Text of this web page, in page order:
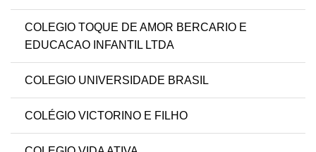
COLEGIO TOQUE DE AMOR BERCARIO E
EDUCACAO INFANTIL LTDA
COLEGIO UNIVERSIDADE BRASIL
COLÉGIO VICTORINO E FILHO